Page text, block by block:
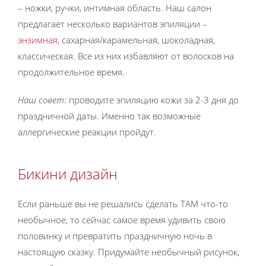
– ножки, ручки, интимная область. Наш салон
предлагает несколько вариантов эпиляции –
энзимная, сахарная/карамельная, шоколадная,
классическая. Все из них избавляют от волосков на
продолжительное время.
Наш совет: проводите эпиляцию кожи за 2-3 дня до
праздничной даты. Именно так возможные
аллергические реакции пройдут.
Бикини дизайн
Если раньше вы не решались сделать ТАМ что-то
необычное, то сейчас самое время удивить свою
половинку и превратить праздничную ночь в
настоящую сказку. Придумайте необычный рисунок,